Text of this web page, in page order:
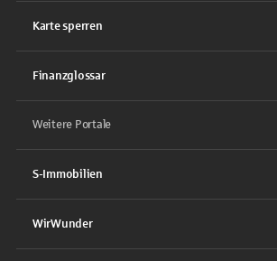
Karte sperren
Finanzglossar
Weitere Portale
S-Immobilien
WirWunder